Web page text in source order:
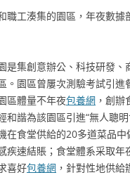
職工湊集的園區，年夜數據
是集創意辦公、科技研發、
。園區曾屢次測驗考試引進
區體量不年夜包養網 ，創
和諧為該園區引進“無人聰
在食堂供給的20多道菜品中
疾速結賬；食堂體系采取年
喜好包養網 ，針對性地供給